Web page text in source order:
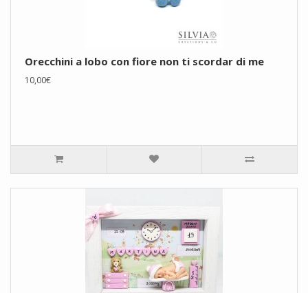
Orecchini a lobo con fiore non ti scordar di me
10,00€